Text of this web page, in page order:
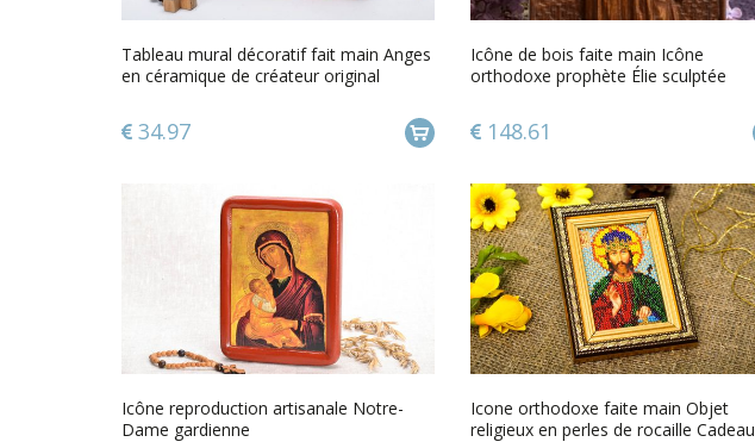
Tableau mural décoratif fait main Anges
en céramique de créateur original
34.97
Icône de bois faite main Icône
orthodoxe prophète Élie sculptée
148.61
Icône reproduction artisanale Notre-
Dame gardienne
Icone orthodoxe faite main Objet
religieux en perles de rocaille Cadeau